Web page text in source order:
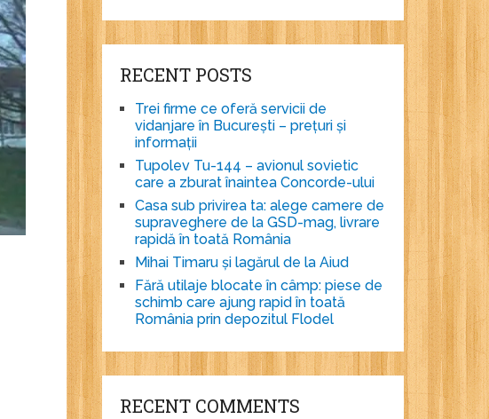
RECENT POSTS
Trei firme ce oferă servicii de
vidanjare în București – prețuri și
informații
Tupolev Tu-144 – avionul sovietic
care a zburat înaintea Concorde-ului
Casa sub privirea ta: alege camere de
supraveghere de la GSD-mag, livrare
rapidă în toată România
Mihai Timaru și lagărul de la Aiud
Fără utilaje blocate în câmp: piese de
schimb care ajung rapid în toată
România prin depozitul Flodel
RECENT COMMENTS